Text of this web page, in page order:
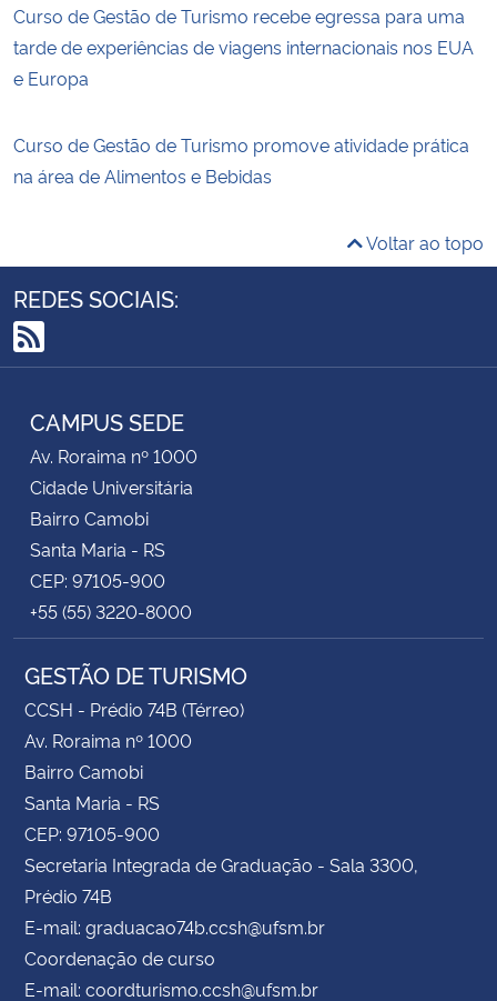
Curso de Gestão de Turismo recebe egressa para uma
tarde de experiências de viagens internacionais nos EUA
e Europa
Curso de Gestão de Turismo promove atividade prática
na área de Alimentos e Bebidas
Voltar ao topo
REDES SOCIAIS:
RSS
CAMPUS SEDE
Av. Roraima nº 1000
Cidade Universitária
Bairro Camobi
Santa Maria - RS
CEP: 97105-900
+55 (55) 3220-8000
GESTÃO DE TURISMO
CCSH - Prédio 74B (Térreo)
Av. Roraima nº 1000
Bairro Camobi
Santa Maria - RS
CEP: 97105-900
Secretaria Integrada de Graduação - Sala 3300,
Prédio 74B
E-mail: graduacao74b.ccsh@ufsm.br
Coordenação de curso
E-mail: coordturismo.ccsh@ufsm.br